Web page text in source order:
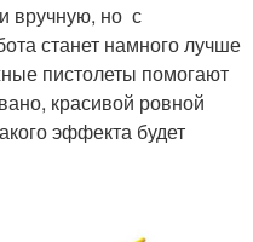
вручную, но с
станет намного лучше
пистолеты помогают
красивой ровной
эффекта будет